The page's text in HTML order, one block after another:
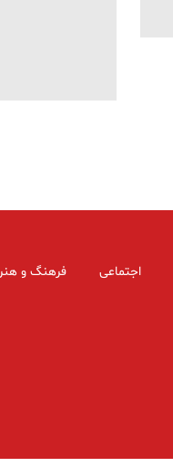
اجتماعی فرهنگ و هنر